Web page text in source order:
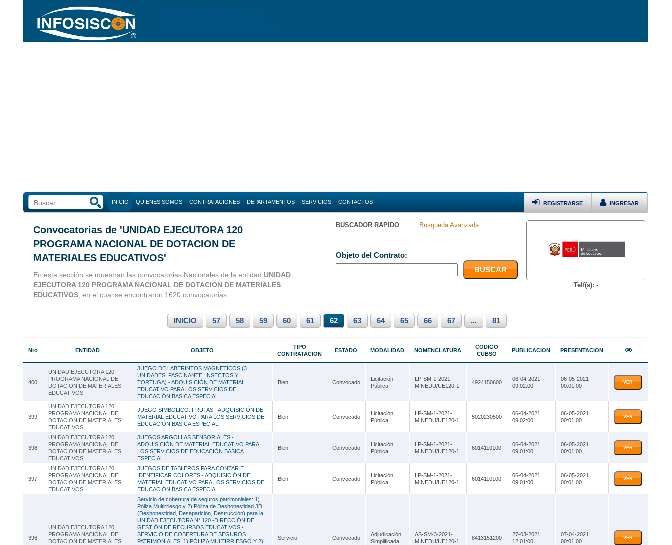
INICIO QUIENES SOMOS CONTRATACIONES
Convocatorias Nacionales
DEPARTAMENTOS
Arequipa
Callao
Huancavelica
Huánuco
Junín
La Libertad
Lambayeque
Loreto
Madre de Dios
Moquegua
SERVICIOS CONTACTOS INGRESAR
REGISTRARSE
Convocatorias de 'UNIDAD EJECUTORA 120
PROGRAMA NACIONAL DE DOTACION DE
MATERIALES EDUCATIVOS'
En esta sección se muestran las convocatorias Nacionales de la entidad UNIDAD
EJECUTORA 120 PROGRAMA NACIONAL DE DOTACION DE MATERIALES
EDUCATIVOS , en el cual se encontraron 1620 convocatorias.
BUSCADOR RAPIDO Busqueda Avanzada
Objeto del Contrato:
Telf(s): -
INICIO 57 58 59 60 61 62 63 64 65 66 67 ... 81
Nro ENTIDAD OBJETO
TIPO
CONTRATACION
ESTADO MODALIDAD NOMENCLATURA
CODIGO
CUBSO
PUBLICACION PRESENTACION
400
UNIDAD EJECUTORA 120
PROGRAMA NACIONAL DE
DOTACION DE MATERIALES
EDUCATIVOS
JUEGO DE LABERINTOS MAGNETICOS (3
UNIDADES: FASCINANTE, INSECTOS Y
TORTUGA) - ADQUISICIÓN DE MATERIAL
EDUCATIVO PARA LOS SERVICIOS DE
EDUCACIÓN BASICA ESPECIAL
Bien Convocado
Licitación
Pública
LP-SM-1-2021-
MINEDU/UE120-1
4924150600
06-04-2021
09:02:00
06-05-2021
00:01:00
VER
399
UNIDAD EJECUTORA 120
PROGRAMA NACIONAL DE
DOTACION DE MATERIALES
EDUCATIVOS
JUEGO SIMBOLICO: FRUTAS - ADQUISICIÓN DE
MATERIAL EDUCATIVO PARA LOS SERVICIOS DE
EDUCACIÓN BASICA ESPECIAL
Bien Convocado
Licitación
Pública
LP-SM-1-2021-
MINEDU/UE120-1
5020230500
06-04-2021
09:02:00
06-05-2021
00:01:00
VER
398
UNIDAD EJECUTORA 120
PROGRAMA NACIONAL DE
DOTACION DE MATERIALES
EDUCATIVOS
JUEGOS ARGOLLAS SENSORIALES -
ADQUISICIÓN DE MATERIAL EDUCATIVO PARA
LOS SERVICIOS DE EDUCACIÓN BASICA
ESPECIAL
Bien Convocado
Licitación
Pública
LP-SM-1-2021-
MINEDU/UE120-1
6014110100
06-04-2021
09:01:00
06-05-2021
00:01:00
VER
397
UNIDAD EJECUTORA 120
PROGRAMA NACIONAL DE
DOTACION DE MATERIALES
EDUCATIVOS
JUEGOS DE TABLEROS PARA CONTAR E
IDENTIFICAR COLORES - ADQUISICIÓN DE
MATERIAL EDUCATIVO PARA LOS SERVICIOS DE
EDUCACIÓN BASICA ESPECIAL
Bien Convocado
Licitación
Pública
LP-SM-1-2021-
MINEDU/UE120-1
6014110100
06-04-2021
09:01:00
06-05-2021
00:01:00
VER
396
UNIDAD EJECUTORA 120
PROGRAMA NACIONAL DE
DOTACION DE MATERIALES
Servicio de cobertura de seguros patrimoniales: 1)
Póliza Multirriesgo y 2) Póliza de Deshonestidad 3D:
(Deshonestidad, Desaparición, Destrucción) para la
UNIDAD EJECUTORA N° 120 -DIRECCIÓN DE
GESTIÓN DE RECURSOS EDUCATIVOS -
SERVICIO DE COBERTURA DE SEGUROS
PATRIMONIALES: 1) PÓLIZA MULTIRRIESGO Y 2)
Servicio Convocado
Adjudicación
Simplificada
AS-SM-3-2021-
MINEDU/UE120-1
8413151200
27-03-2021
12:01:00
07-04-2021
00:01:00
VER